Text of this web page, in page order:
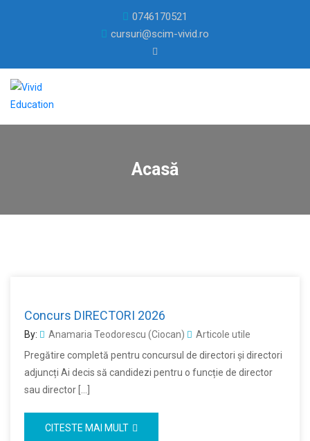
0746170521
cursuri@scim-vivid.ro
Acasă
Concurs DIRECTORI 2026
By: Anamaria Teodorescu (Ciocan)
Articole utile
Pregătire completă pentru concursul de directori și directori
adjuncți Ai decis să candidezi pentru o funcție de director
sau director […]
CITESTE MAI MULT